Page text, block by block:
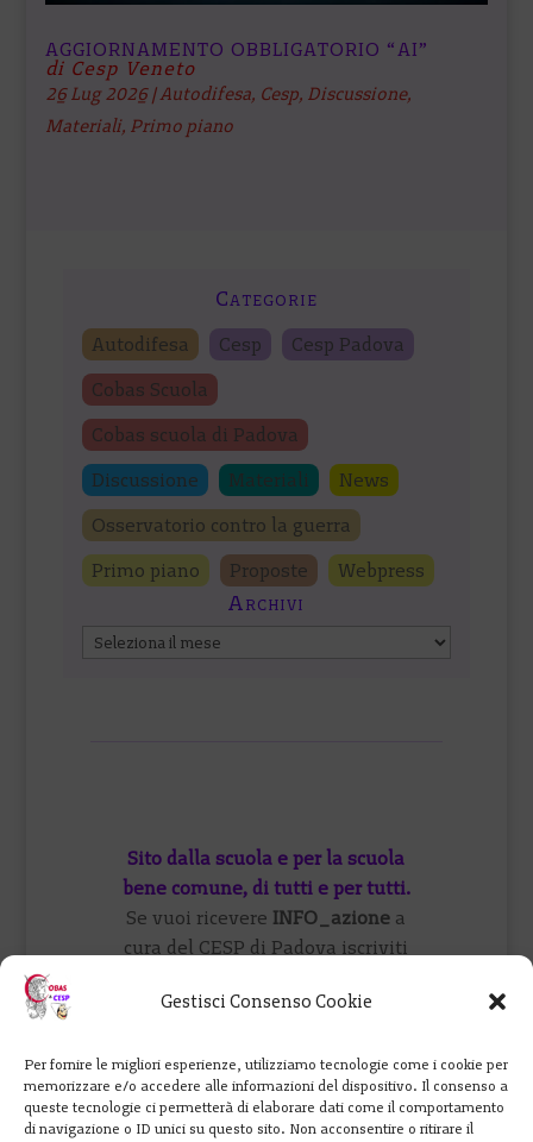
Gestisci Consenso Cookie
Per fornire le migliori esperienze, utilizziamo tecnologie come i cookie per
memorizzare e/o accedere alle informazioni del dispositivo. Il consenso a
queste tecnologie ci permetterà di elaborare dati come il comportamento
di navigazione o ID unici su questo sito. Non acconsentire o ritirare il
AGGIORNAMENTO OBBLIGATORIO “AI”
di Cesp Veneto
26 Lug 2026|Autodifesa, Cesp, Discussione,
Materiali, Primo piano
Categorie
Autodifesa Cesp
Cesp Padova
Cobas Scuola
Cobas scuola di Padova
Discussione
Materiali
News
Osservatorio contro la guerra
Primo piano
Proposte Webpress
Archivi
Archivi
Sito dalla scuola e per la scuola
bene comune, di tutti e per tutti.
Se vuoi ricevere INFO_azione a
cura del CESP di Padova iscriviti
trovarci suFB.
Cobas Scuola: 347 9901965
perunaretediscuole@cesp-cobas-
veneto.eu